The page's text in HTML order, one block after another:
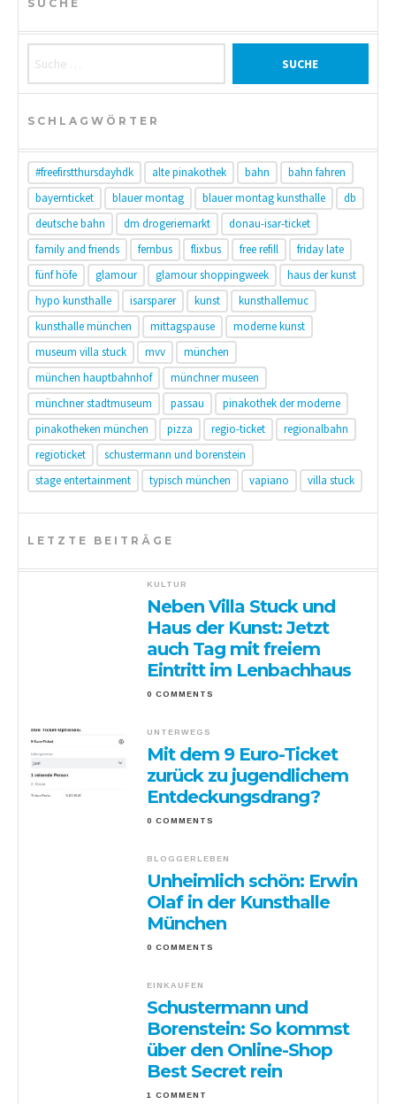
SUCHE
SCHLAGWÖRTER
#freefirstthursdayhdk alte pinakothek bahn
bahn fahren
bayernticket
blauer montag blauer montag kunsthalle
db
deutsche bahn
dm drogeriemarkt
donau-isar-ticket
family and friends
fernbus flixbus free refill
friday late
fünf höfe
glamour glamour shoppingweek
haus der kunst
hypo kunsthalle
isarsparer kunst
kunsthallemuc
kunsthalle münchen
mittagspause
moderne kunst
museum villa stuck
mvv
münchen
münchen hauptbahnhof
münchner museen
münchner stadtmuseum
passau
pinakothek der moderne
pinakotheken münchen
pizza regio-ticket
regionalbahn
regioticket
schustermann und borenstein
stage entertainment
typisch münchen vapiano villa stuck
LETZTE BEITRÄGE
KULTUR
Neben Villa Stuck und
Haus der Kunst: Jetzt
auch Tag mit freiem
Eintritt im Lenbachhaus
0 COMMENTS
UNTERWEGS
Mit dem 9 Euro-Ticket
zurück zu jugendlichem
Entdeckungsdrang?
0 COMMENTS
BLOGGERLEBEN
Unheimlich schön: Erwin
Olaf in der Kunsthalle
München
0 COMMENTS
EINKAUFEN
Schustermann und
Borenstein: So kommst
über den Online-Shop
Best Secret rein
1 COMMENT